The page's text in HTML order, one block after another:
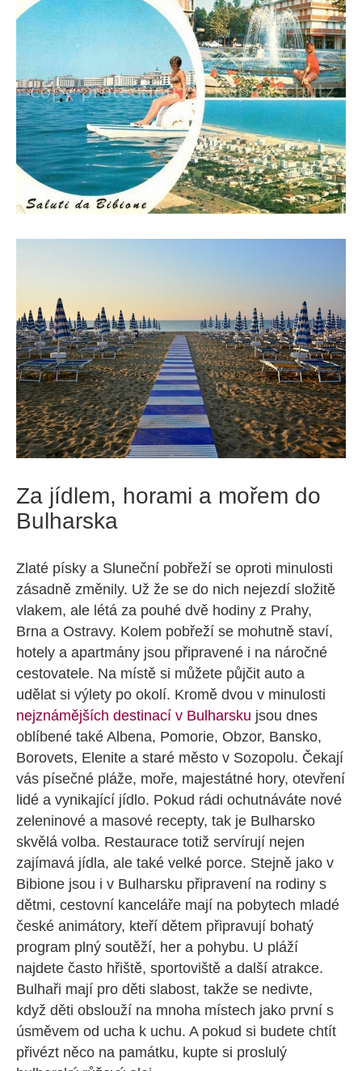
Za jídlem, horami a mořem do
Bulharska
Zlaté písky a Sluneční pobřeží se oproti minulosti
zásadně změnily. Už že se do nich nejezdí složitě
vlakem, ale létá za pouhé dvě hodiny z Prahy,
Brna a Ostravy. Kolem pobřeží se mohutně staví,
hotely a apartmány jsou připravené i na náročné
cestovatele. Na místě si můžete půjčit auto a
udělat si výlety po okolí. Kromě dvou v minulosti
nejznámějších destinací v Bulharsku jsou dnes
oblíbené také Albena, Pomorie, Obzor, Bansko,
Borovets, Elenite a staré město v Sozopolu. Čekají
vás písečné pláže, moře, majestátné hory, otevření
lidé a vynikající jídlo. Pokud rádi ochutnáváte nové
zeleninové a masové recepty, tak je Bulharsko
skvělá volba. Restaurace totiž servírují nejen
zajímavá jídla, ale také velké porce. Stejně jako v
Bibione jsou i v Bulharsku připravení na rodiny s
dětmi, cestovní kanceláře mají na pobytech mladé
české animátory, kteří dětem připravují bohatý
program plný soutěží, her a pohybu. U pláží
najdete často hřiště, sportoviště a další atrakce.
Bulhaři mají pro děti slabost, takže se nedivte,
když děti obslouží na mnoha místech jako první s
úsměvem od ucha k uchu. A pokud si budete chtít
přivézt něco na památku, kupte si proslulý